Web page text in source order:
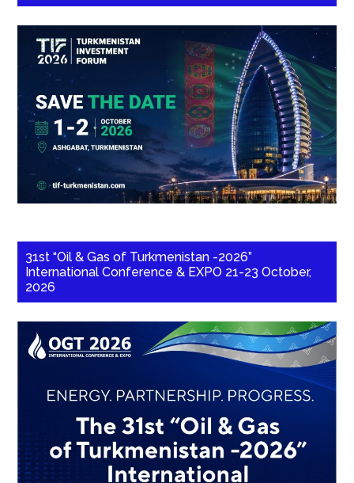
31st “Oil & Gas of Turkmenistan -2026”
International Conference & EXPO 21-23 October,
2026